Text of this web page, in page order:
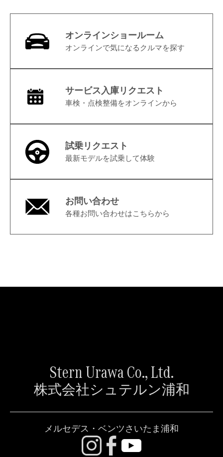
オンラインショールーム
オンラインで気になるクルマを探す
サービス入庫リクエスト
車検・点検整備をオンラインから
試乗リクエスト
最新モデルを試乗して体験
お問い合わせ
各種お問い合わせはこちらから
株式会社シュテルン浦和
Stern Urawa Co., Ltd.
メルセデス・ベンツさいたま浦和